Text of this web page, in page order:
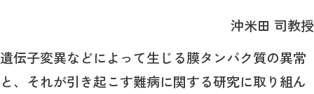
沖米田 司教授
遺伝子変異などによって生じる膜タンパク質の異常
と、それが引き起こす難病に関する研究に取り組ん